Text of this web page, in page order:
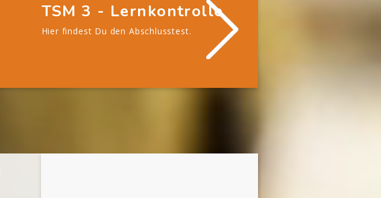
TSM 3 - Lernkontrolle
Hier findest Du den Abschlusstest.